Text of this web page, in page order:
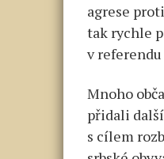
agrese
tak rychle
v referendu
Mnoho
přidali
s cílem